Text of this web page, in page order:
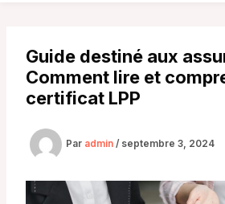
Guide destiné aux
Comment lire et
certificat LPP
Par admin / septembre 3, 2024